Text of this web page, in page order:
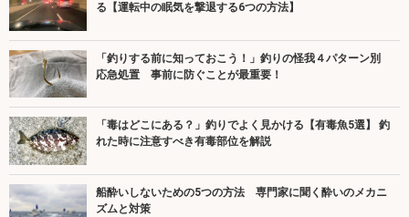
る【運転中の眠気を撃退する6つの方法】
「釣りする前に知っておこう！」釣りの怪我４パターン別
応急処置 事前に防ぐことが最重要！
「毒はどこにある？」釣りでよく見かける【有毒魚5選】 釣
れた時に注意すべき有毒部位を解説
船酔いしないための5つの方法 専門家に聞く酔いのメカニ
ズムと対策